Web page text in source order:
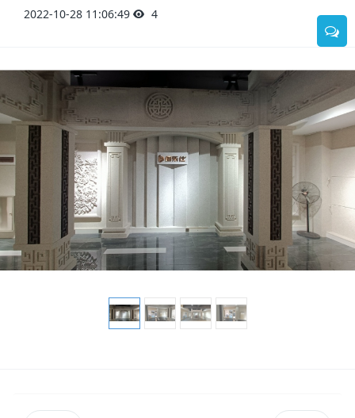
2022-10-28 11:06:49 4